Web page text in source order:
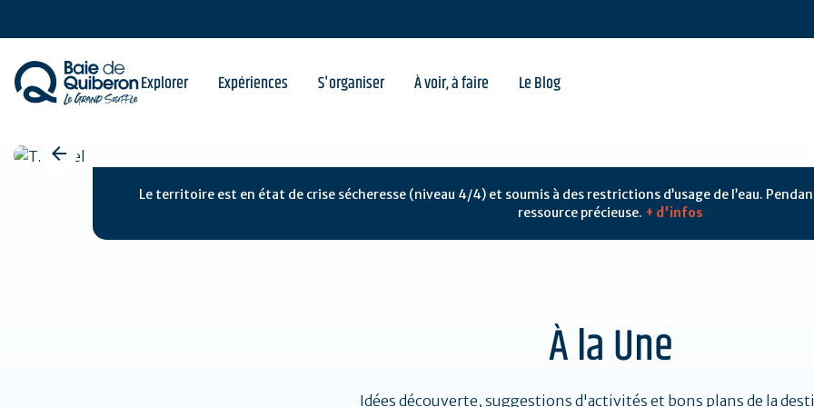
principal
Explorer Expériences S'organiser À voir, à faire Le Blog
Baie de Quiberon,
destination grandeur nature
Le territoire est en état de crise sécheresse (niveau 4/4) et soumis à des restrictions d’usage de l’eau.
ressource précieuse. + d'infos
À la Une
Idées découverte, suggestions d'activités et bons plans de la